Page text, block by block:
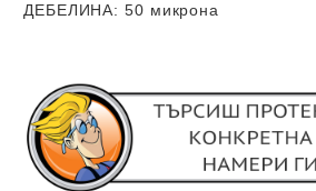
ДЕБЕЛИНА: 50 микрона